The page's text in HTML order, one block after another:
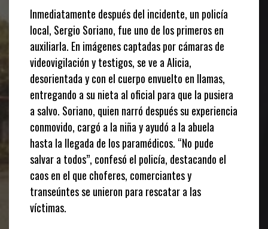
Inmediatamente después del incidente, un policía
local, Sergio Soriano, fue uno de los primeros en
auxiliarla. En imágenes captadas por cámaras de
videovigilación y testigos, se ve a Alicia,
desorientada y con el cuerpo envuelto en llamas,
entregando a su nieta al oficial para que la pusiera
a salvo. Soriano, quien narró después su experiencia
conmovido, cargó a la niña y ayudó a la abuela
hasta la llegada de los paramédicos. “No pude
salvar a todos”, confesó el policía, destacando el
caos en el que choferes, comerciantes y
transeúntes se unieron para rescatar a las
víctimas.